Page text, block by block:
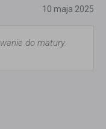
10 maja 2025
do matury.